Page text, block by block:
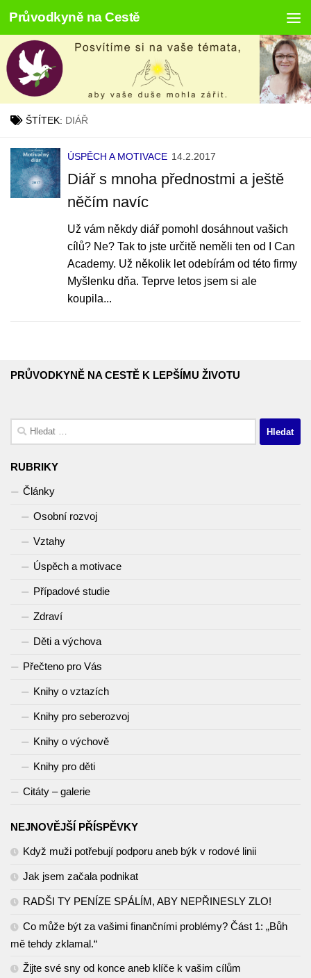
Skip to content
Průvodkyně na Cestě
ŠTÍTEK: DIÁŘ
ÚSPĚCH A MOTIVACE 14.2.2017
Diář s mnoha přednostmi a ještě
něčím navíc
Už vám někdy diář pomohl dosáhnout vašich
cílů? Ne? Tak to jste určitě neměli ten od I Can
Academy. Už několik let odebírám od této firmy
Myšlenku dňa. Teprve letos jsem si ale
koupila...
PRŮVODKYNĚ NA CESTĚ K LEPŠÍMU ŽIVOTU
Vyhledávání
RUBRIKY
Články
Osobní rozvoj
Vztahy
Úspěch a motivace
Případové studie
Zdraví
Děti a výchova
Přečteno pro Vás
Knihy o vztazích
Knihy pro seberozvoj
Knihy o výchově
Knihy pro děti
Citáty – galerie
NEJNOVĚJŠÍ PŘÍSPĚVKY
Když muži potřebují podporu aneb býk v rodové linii
Jak jsem začala podnikat
RADŠI TY PENÍZE SPÁLÍM, ABY NEPŘINESLY ZLO!
Co může být za vašimi finančními problémy? Část 1: „Bůh
mě tehdy zklamal.“
Žijte své sny od konce aneb klíče k vašim cílům